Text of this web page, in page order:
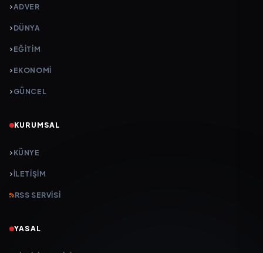
ADVER
DÜNYA
EĞİTİM
EKONOMİ
GÜNCEL
KURUMSAL
KÜNYE
İLETIŞIM
RSS SERVISI
YASAL